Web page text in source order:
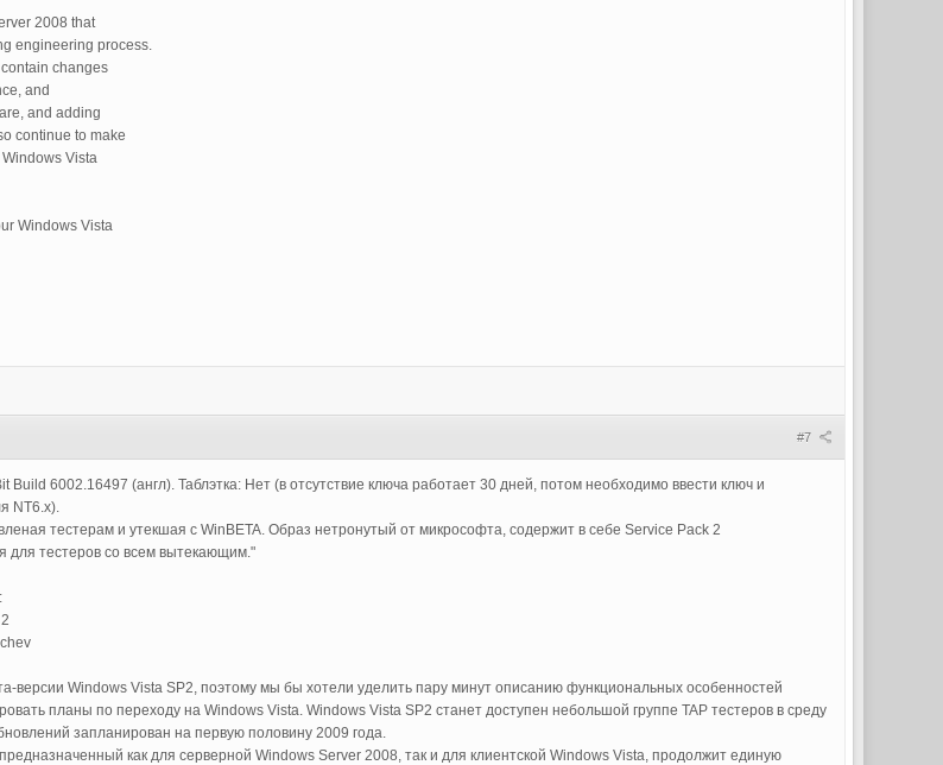
2008 that
engineering process.
changes
and
and adding
continue to make
Vista
Windows Vista
#7
6002.16497 (англ). Таблэтка: Нет (в отсутствие ключа работает 30 дней, потом необходимо ввести ключ и
NT6.x).
тестерам и утекшая с WinBETA. Образ нетронутый от микрософта, содержит в себе Service Pack 2
для тестеров со всем вытекающим."
версии Windows Vista SP2, поэтому мы бы хотели уделить пару минут описанию функциональных особенностей
планы по переходу на Windows Vista. Windows Vista SP2 станет доступен небольшой группе TAP тестеров в среду
запланирован на первую половину 2009 года.
как для серверной Windows Server 2008, так и для клиентской Windows Vista, продолжит единую